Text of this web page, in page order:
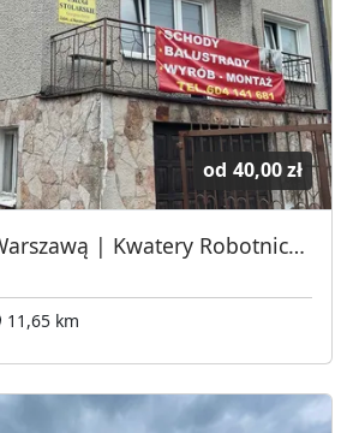
od 40,00 zł
Nocleg pod Warszawą | Kwatery Robotnicze | Hostel dla pracowników | Hotel Robotniczy | Pokoje Pracownicze Warszawa | Tani Nocleg dla Pracownika
11,65 km